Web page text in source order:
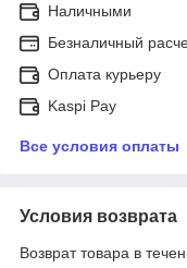
Наличными
Безналичный
Оплата курьеру
Kaspi Pay
Все условия оплаты
Условия возврата
Возврат товара в